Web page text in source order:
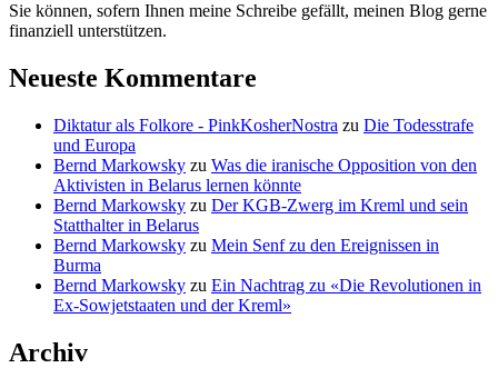
Sie können, sofern Ihnen meine Schreibe gefällt, meinen Blog gerne
finanziell unterstützen.
Neueste Kommentare
Diktatur als Folkore - PinkKosherNostra zu Die Todesstrafe
und Europa
Bernd Markowsky zu Was die iranische Opposition von den
Aktivisten in Belarus lernen könnte
Bernd Markowsky zu Der KGB-Zwerg im Kreml und sein
Statthalter in Belarus
Bernd Markowsky zu Mein Senf zu den Ereignissen in
Burma
Bernd Markowsky zu Ein Nachtrag zu «Die Revolutionen in
Ex-Sowjetstaaten und der Kreml»
Archiv